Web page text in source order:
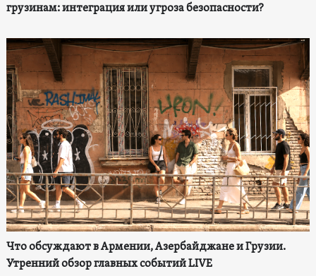
грузинам: интеграция или угроза безопасности?
Что обсуждают в Армении, Азербайджане и Грузии.
Утренний обзор главных событий LIVE